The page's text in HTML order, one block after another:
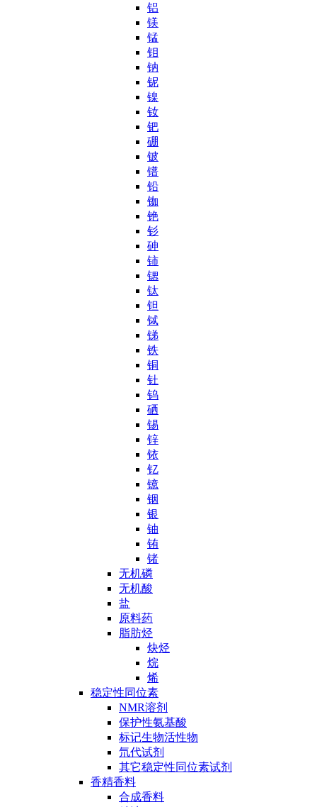
铝
镁
锰
钼
钠
铌
镍
钕
钯
硼
铍
镨
铅
铷
铯
钐
砷
铈
锶
钛
钽
铽
锑
铁
铜
钍
钨
硒
锡
锌
铱
钇
镱
铟
银
铀
铕
锗
无机磷
无机酸
盐
原料药
脂肪烃
炔烃
烷
烯
稳定性同位素
NMR溶剂
保护性氨基酸
标记生物活性物
氘代试剂
其它稳定性同位素试剂
香精香料
合成香料